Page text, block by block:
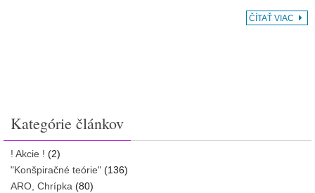
ČÍTAŤ VIAC
Kategórie článkov
! Akcie ! (2)
"Konšpiračné teórie" (136)
ARO, Chrípka (80)